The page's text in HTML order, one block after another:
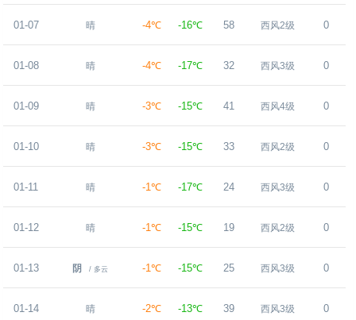
01-07 晴 -4℃ -16℃ 58 西风2级 0
01-08 晴 -4℃ -17℃ 32 西风3级 0
01-09 晴 -3℃ -15℃ 41 西风4级 0
01-10 晴 -3℃ -15℃ 33 西风2级 0
01-11 晴 -1℃ -17℃ 24 西风3级 0
01-12 晴 -1℃ -15℃ 19 西风2级 0
01-13 阴 / 多云 -1℃ -15℃ 25 西风3级 0
01-14 晴 -2℃ -13℃ 39 西风3级 0